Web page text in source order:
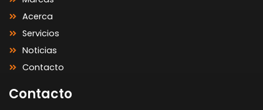
Acerca
Servicios
Noticias
Contacto
Contacto